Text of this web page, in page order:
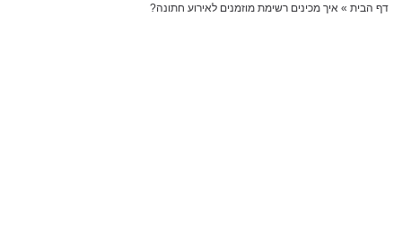
דף הבית » איך מכינים רשימת מוזמנים לאירוע חתונה?